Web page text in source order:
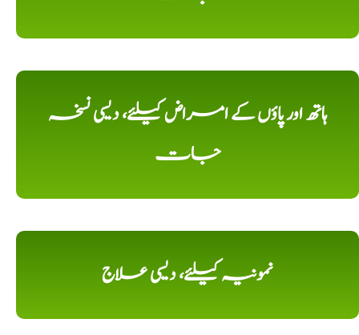
ہاتھ اور پاؤں کے امراض کیلئے، دیسی نسخہ
جات
نمونیہ کیلئے، دیسی علاج